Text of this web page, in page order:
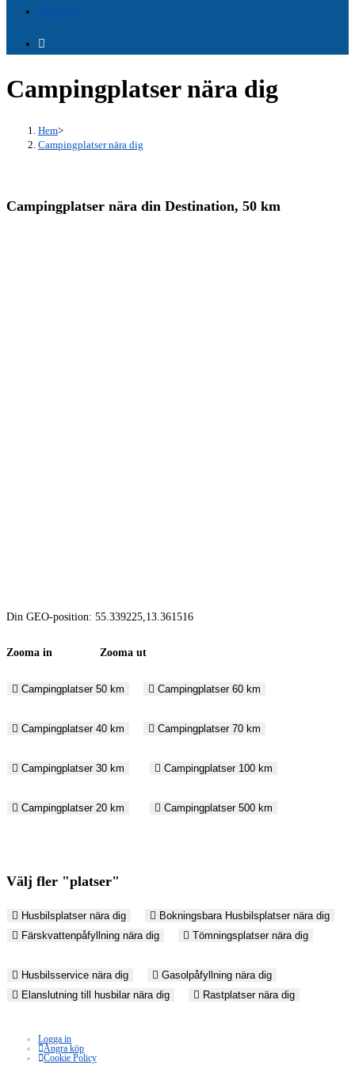
Nyheter
Campingplatser nära dig
Hem>
Campingplatser nära dig
Campingplatser nära din Destination, 50 km
Din GEO-position: 55.339225,13.361516
Zooma in Zooma ut
Campingplatser 50 km Campingplatser 60 km
Campingplatser 40 km Campingplatser 70 km
Campingplatser 30 km Campingplatser 100 km
Campingplatser 20 km Campingplatser 500 km
Välj fler "platser"
Husbilsplatser nära dig
Bokningsbara Husbilsplatser nära dig
Färskvattenpåfyllning nära dig
Tömningsplatser nära dig
Husbilsservice nära dig
Gasolpåfyllning nära dig
Elanslutning till husbilar nära dig
Rastplatser nära dig
Logga in
Ångra köp
Cookie Policy